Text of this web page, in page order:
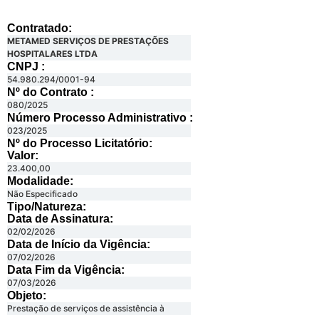
Contratado:
METAMED SERVIÇOS DE PRESTAÇÕES
HOSPITALARES LTDA
CNPJ :
54.980.294/0001-94
Nº do Contrato :
080/2025
Número Processo Administrativo :
023/2025
Nº do Processo Licitatório:
Valor:
23.400,00
Modalidade:
Não Especificado
Tipo/Natureza:
Data de Assinatura:
02/02/2026
Data de Início da Vigência:
07/02/2026
Data Fim da Vigência:
07/03/2026
Objeto:
Prestação de serviços de assistência à